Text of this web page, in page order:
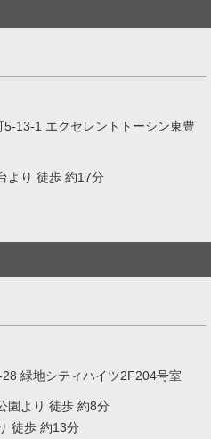
5-13-1 エクセレントトーシン東豊
より 徒歩 約17分
緑地シティハイツ2F204号室
園より 徒歩 約8分
徒歩 約13分